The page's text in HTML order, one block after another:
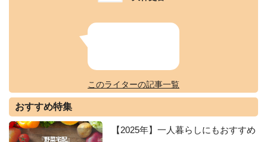
このライターの記事一覧
おすすめ特集
【2025年】一人暮らしにもおすすめ